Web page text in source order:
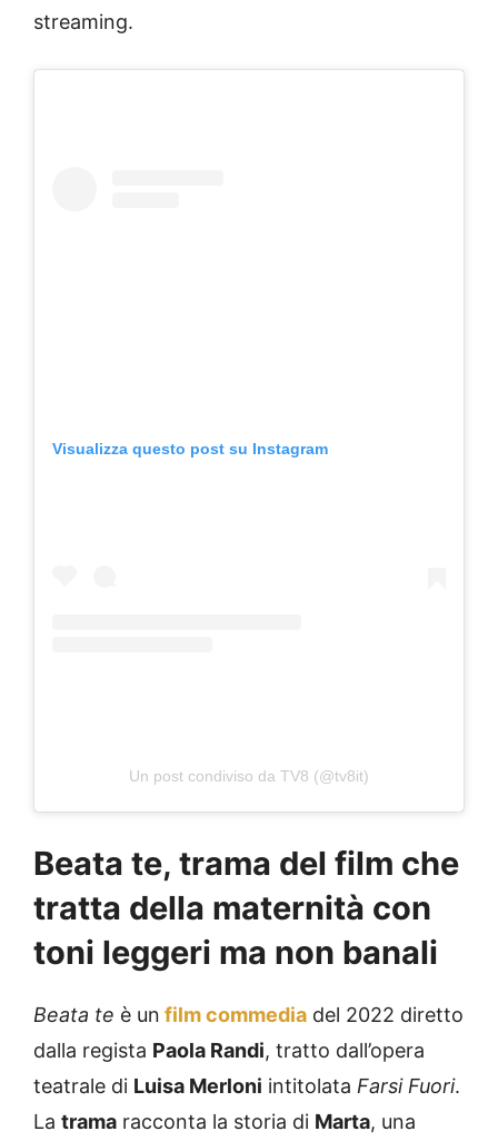
streaming.
Visualizza questo post su Instagram
Un post condiviso da TV8 (@tv8it)
Beata te, trama del film che
tratta della maternità con
toni leggeri ma non banali
Beata te è un film commedia del 2022 diretto
dalla regista Paola Randi, tratto dall’opera
teatrale di Luisa Merloni intitolata Farsi Fuori.
La trama racconta la storia di Marta, una